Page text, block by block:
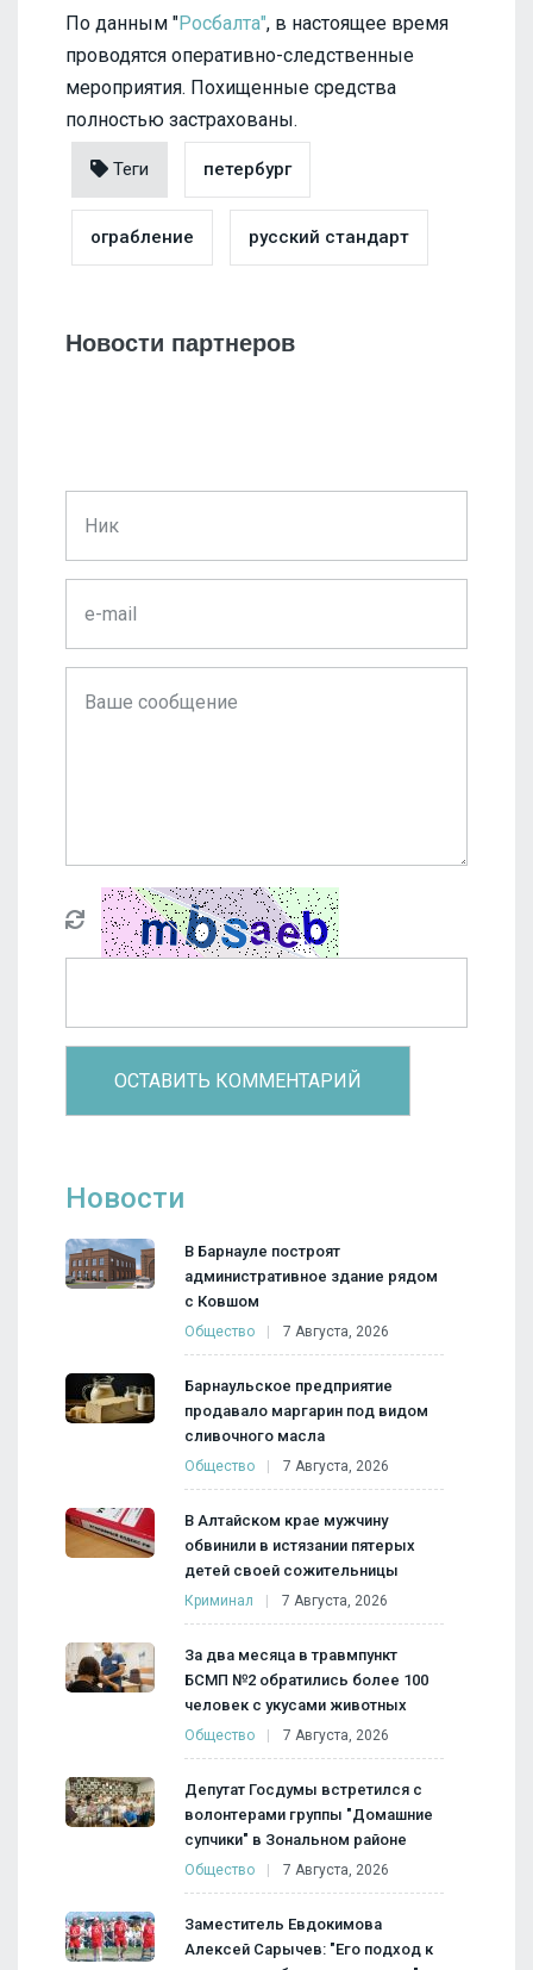
По данным "Росбалта", в настоящее время
проводятся оперативно-следственные
мероприятия. Похищенные средства
полностью застрахованы.
Теги петербург
ограбление русский стандарт
Новости партнеров
Новости
В Барнауле построят
административное здание рядом
с Ковшом
Общество 7 Августа, 2026
Барнаульское предприятие
продавало маргарин под видом
сливочного масла
Общество 7 Августа, 2026
В Алтайском крае мужчину
обвинили в истязании пятерых
детей своей сожительницы
Криминал 7 Августа, 2026
За два месяца в травмпункт
БСМП №2 обратились более 100
человек с укусами животных
Общество 7 Августа, 2026
Депутат Госдумы встретился с
волонтерами группы "Домашние
супчики" в Зональном районе
Общество 7 Августа, 2026
Заместитель Евдокимова
Алексей Сарычев: "Его подход к